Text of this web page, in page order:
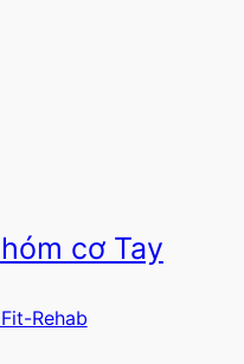
cơ Tay
Rehab